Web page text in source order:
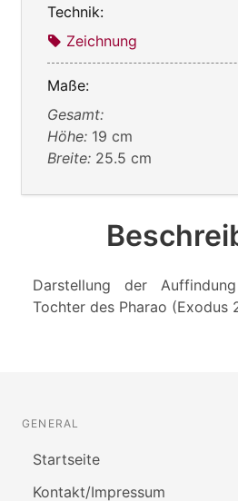
Technik:
Zeichnung
Maße:
Gesamt:
Höhe: 19 cm
Breite: 25.5 cm
Darstellung der
Tochter des Pharao (Exodus
GENERAL
Startseite
Kontakt/Impressum